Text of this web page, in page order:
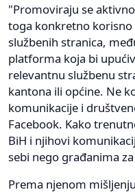
"Promoviraju se
toga konkretno
službenih stranica,
platforma koja bi
relevantnu službenu
kantona ili općine. Ne
komunikacije i
Facebook. Kako
BiH i njihovi
sebi nego građanima
Prema njenom